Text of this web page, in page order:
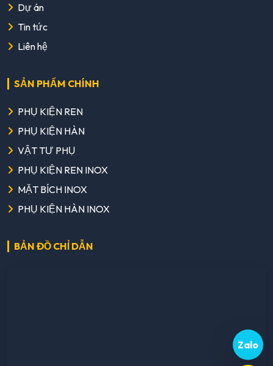
Dự án
Tin tức
Liên hệ
SẢN PHẨM CHÍNH
PHỤ KIỆN REN
PHỤ KIỆN HÀN
VẬT TƯ PHỤ
PHỤ KIỆN REN INOX
MẶT BÍCH INOX
PHỤ KIỆN HÀN INOX
BẢN ĐỒ CHỈ DẪN
Zalo